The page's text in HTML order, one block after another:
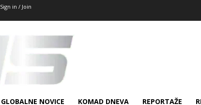
Sign in / Join
GLOBALNE NOVICE KOMAD DNEVA REPORTAŽE